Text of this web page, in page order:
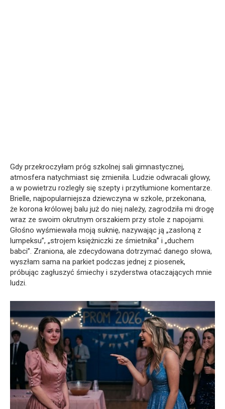
Gdy przekroczyłam próg szkolnej sali gimnastycznej,
atmosfera natychmiast się zmieniła. Ludzie odwracali głowy,
a w powietrzu rozległy się szepty i przytłumione komentarze.
Brielle, najpopularniejsza dziewczyna w szkole, przekonana,
że korona królowej balu już do niej należy, zagrodziła mi drogę
wraz ze swoim okrutnym orszakiem przy stole z napojami.
Głośno wyśmiewała moją suknię, nazywając ją „zasłoną z
lumpeksu”, „strojem księżniczki ze śmietnika” i „duchem
babci”. Zraniona, ale zdecydowana dotrzymać danego słowa,
wyszłam sama na parkiet podczas jednej z piosenek,
próbując zagłuszyć śmiechy i szyderstwa otaczających mnie
ludzi.